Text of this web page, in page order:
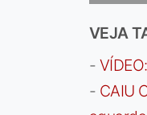
VEJA
-
- CAIU